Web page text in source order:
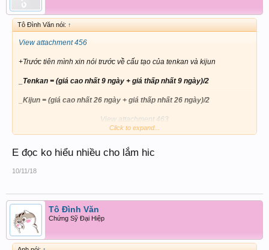
Tô Đình Văn nói: ↑
View attachment 456
+Trước tiên mình xin nói trước về cấu tạo của tenkan và kijun
_Tenkan = (giá cao nhất 9 ngày + giá thấp nhất 9 ngày)/2
_Kijun = (giá cao nhất 26 ngày + giá thấp nhất 26 ngày)/2
View attachment 463
Rất đơn giản đúng không nào chỉ đơn thuần là nhưng phép tính cộng
từ nhân chia, rất dễ để hiểu vấn đề không quá khó như nhưng phép
+Trông rất là đơn giản nhưng nếu biết sử dụng thì tiềm năng của nó to
lớn hơn các đường Moving Average rất nhiều.
Vì sao lại là thông số : 9- 26 -52 ?
Click to expand...
E đọc ko hiểu nhiều cho lắm hic
10/11/18
Tô Đình Văn
Chứng Sỹ Đại Hiệp